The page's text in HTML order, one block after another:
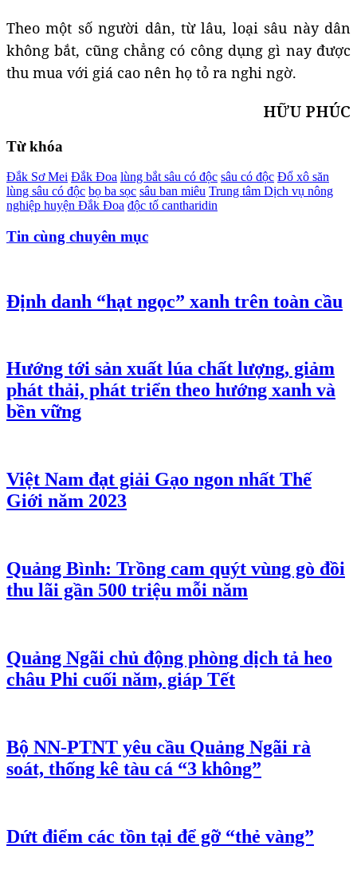
Theo một số người dân, từ lâu, loại sâu này dân
không bắt, cũng chẳng có công dụng gì nay được
thu mua với giá cao nên họ tỏ ra nghi ngờ.
HỮU PHÚC
Từ khóa
Đắk Sơ Mei Đắk Đoa lùng bắt sâu có độc sâu có độc Đổ xô săn
lùng sâu có độc bọ ba sọc sâu ban miêu Trung tâm Dịch vụ nông
nghiệp huyện Đắk Đoa độc tố cantharidin
Tin cùng chuyên mục
Định danh “hạt ngọc” xanh trên toàn cầu
Hướng tới sản xuất lúa chất lượng, giảm
phát thải, phát triển theo hướng xanh và
bền vững
Việt Nam đạt giải Gạo ngon nhất Thế
Giới năm 2023
Quảng Bình: Trồng cam quýt vùng gò đồi
thu lãi gần 500 triệu mỗi năm
Quảng Ngãi chủ động phòng dịch tả heo
châu Phi cuối năm, giáp Tết
Bộ NN-PTNT yêu cầu Quảng Ngãi rà
soát, thống kê tàu cá “3 không”
Dứt điểm các tồn tại để gỡ “thẻ vàng”